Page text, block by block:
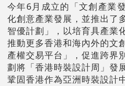
今年6月成立的「文創產業
化創意產業發展，並推出了
智優計劃」，以培育具產業
推動更多香港和海內外的文
產權交易平台」，促進跨界
劃將「香港時裝設計周」發
鞏固香港作為亞洲時裝設計